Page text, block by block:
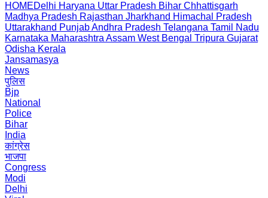
HOMEDelhi Haryana Uttar Pradesh Bihar Chhattisgarh
Madhya Pradesh Rajasthan Jharkhand Himachal Pradesh
Uttarakhand PunjabAndhra Pradesh Telangana Tamil Nadu
Karnataka Maharashtra Assam West Bengal Tripura Gujarat
Odisha Kerala
Jansamasya
News
पुलिस
Bjp
National
Police
Bihar
India
कांग्रेस
भाजपा
Congress
Modi
Delhi